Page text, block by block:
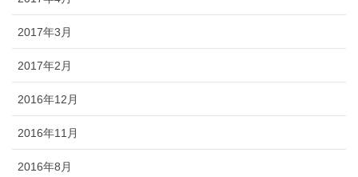
2017年3月
2017年2月
2016年12月
2016年11月
2016年8月